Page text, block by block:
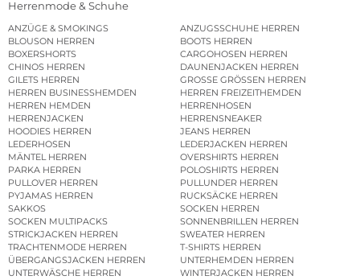
Herrenmode & Schuhe
ANZÜGE & SMOKINGS
ANZUGSSCHUHE HERREN
BLOUSON HERREN
BOOTS HERREN
BOXERSHORTS
CARGOHOSEN HERREN
CHINOS HERREN
DAUNENJACKEN HERREN
GILETS HERREN
GROSSE GRÖSSEN HERREN
HERREN BUSINESSHEMDEN
HERREN FREIZEITHEMDEN
HERREN HEMDEN
HERRENHOSEN
HERRENJACKEN
HERRENSNEAKER
HOODIES HERREN
JEANS HERREN
LEDERHOSEN
LEDERJACKEN HERREN
MÄNTEL HERREN
OVERSHIRTS HERREN
PARKA HERREN
POLOSHIRTS HERREN
PULLOVER HERREN
PULLUNDER HERREN
PYJAMAS HERREN
RUCKSÄCKE HERREN
SAKKOS
SOCKEN HERREN
SOCKEN MULTIPACKS
SONNENBRILLEN HERREN
STRICKJACKEN HERREN
SWEATER HERREN
TRACHTENMODE HERREN
T-SHIRTS HERREN
ÜBERGANGSJACKEN HERREN
UNTERHEMDEN HERREN
UNTERWÄSCHE HERREN
WINTERJACKEN HERREN